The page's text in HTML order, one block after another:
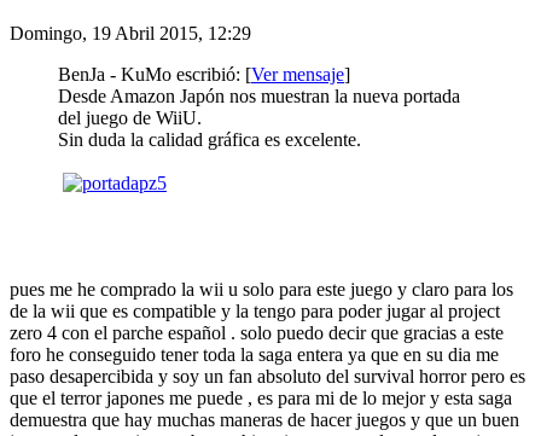
Domingo, 19 Abril 2015, 12:29
BenJa - KuMo escribió: [Ver mensaje]
Desde Amazon Japón nos muestran la nueva portada
del juego de WiiU.
Sin duda la calidad gráfica es excelente.
pues me he comprado la wii u solo para este juego y claro para los
de la wii que es compatible y la tengo para poder jugar al project
zero 4 con el parche español . solo puedo decir que gracias a este
foro he conseguido tener toda la saga entera ya que en su dia me
paso desapercibida y soy un fan absoluto del survival horror pero es
que el terror japones me puede , es para mi de lo mejor y esta saga
demuestra que hay muchas maneras de hacer juegos y que un buen